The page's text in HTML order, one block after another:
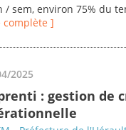
/ sem, environ 75% du
]
2025
: gestion de